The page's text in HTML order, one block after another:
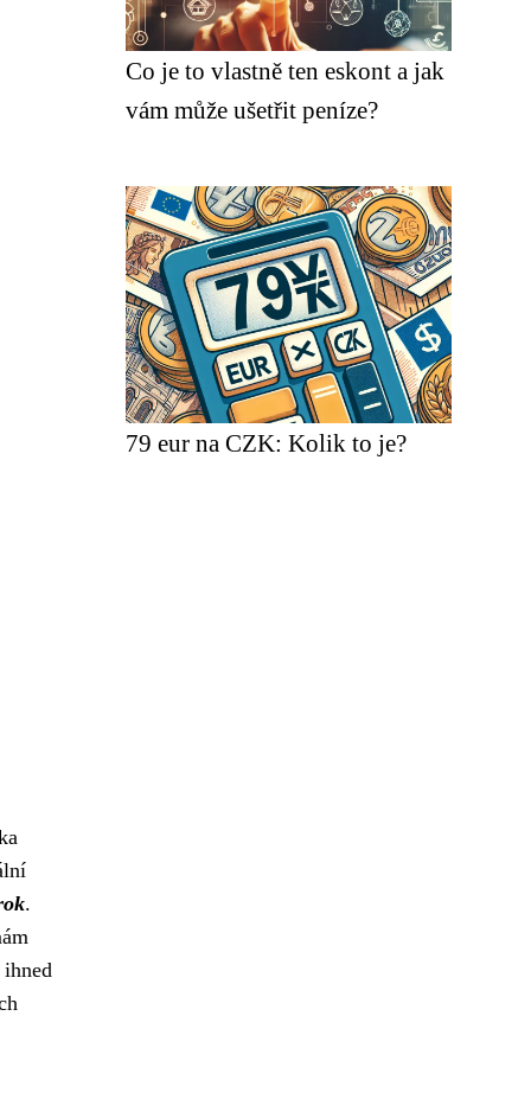
.
Co je to vlastně ten eskont a jak
vám může ušetřit peníze?
79 eur na CZK: Kolik to je?